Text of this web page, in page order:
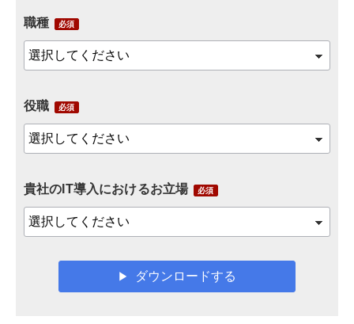
職種
役職
貴社のIT導入におけるお立場
ダウンロードする